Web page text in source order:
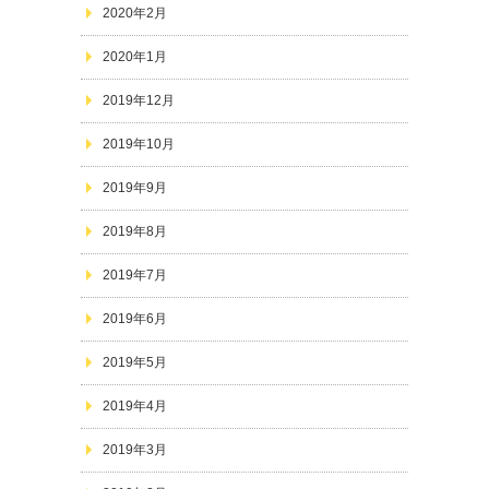
2020年2月
2020年1月
2019年12月
2019年10月
2019年9月
2019年8月
2019年7月
2019年6月
2019年5月
2019年4月
2019年3月